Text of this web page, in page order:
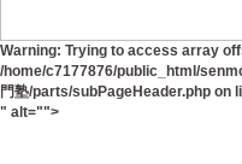
Warning: Trying to access array
/home/c7177876/public_html/
門塾/parts/subPageHeader.php on
" alt="">